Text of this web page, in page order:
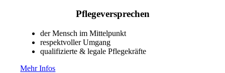
Pflegeversprechen
der Mensch im Mittelpunkt
respektvoller Umgang
qualifizierte & legale Pflegekräfte
Mehr Infos